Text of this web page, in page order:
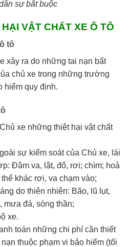
sự bắt buộc
VẬT CHẤT XE Ô TÔ
tô
xảy ra do những tai nạn bất
chủ xe trong những trường
hiểm quy định.
xe những thiệt hại vật chất
sự kiểm soát của Chủ xe, lái
Đâm va, lật, đổ, rơi; chìm; hoả
khác rơi, va chạm vào;
do thiên nhiên: Bão, lũ lụt,
mưa đá, sóng thần;
xe.
toán những chi phí cần thiết
thuộc phạm vi bảo hiểm (tối